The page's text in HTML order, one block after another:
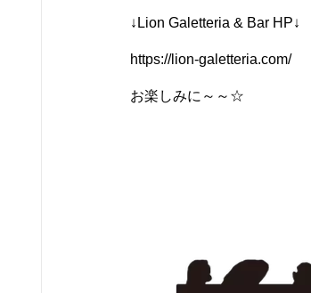
↓Lion Galetteria & Bar HP↓
https://lion-galetteria.com/
お楽しみに～～☆